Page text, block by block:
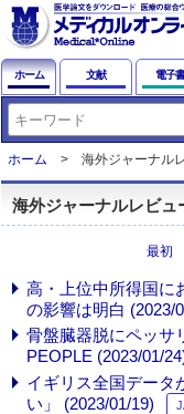
ホーム 文献 電子
ホーム 海外ジャーナル
海外ジャーナルレビュ
最初
高・上位中所得国に
の影響は明白 (2023/
骨盤臓器脱にペッサ
PEOPLE (2023/01/
イギリス全国データ
い」 (2023/01/19)